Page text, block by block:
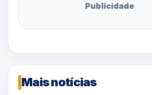
Publicidade
Mais notícias